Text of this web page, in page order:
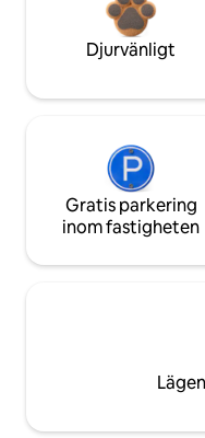
Djurvänligt
Gratis parkering
inom fastigheten